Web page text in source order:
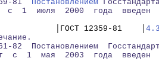
81
Постановлением
с  1  июля  2000  года  введен
│ГОСТ 12359-81    │
82  Постановлением
с  1  мая  2003  года  введен